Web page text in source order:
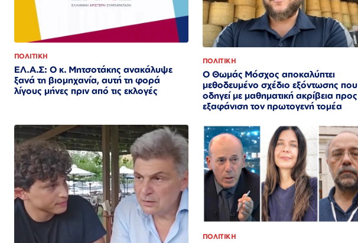
ΠΟΛΙΤΙΚΗ
ΕΛ.Α.Σ: Ο κ. Μητσοτάκης ανακάλυψε
ξανά τη βιομηχανία, αυτή τη φορά
λίγους μήνες πριν από τις εκλογές
ΠΟΛΙΤΙΚΗ
Ο Θωμάς Μόσχος αποκαλύπτει
μεθοδευμένο σχέδιο εξόντωσης που
οδηγεί με μαθηματική ακρίβεια προς
εξαφάνιση τον πρωτογενή τομέα
ΠΟΛΙΤΙΚΗ